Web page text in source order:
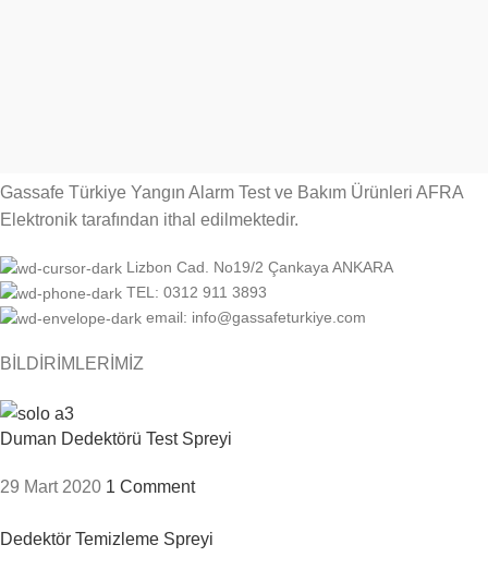
Gassafe Türkiye Yangın Alarm Test ve Bakım Ürünleri AFRA
Elektronik tarafından ithal edilmektedir.
Lizbon Cad. No19/2 Çankaya ANKARA
TEL: 0312 911 3893
email: info@gassafeturkiye.com
BİLDİRİMLERİMİZ
Duman Dedektörü Test Spreyi
29 Mart 2020 1 Comment
Dedektör Temizleme Spreyi